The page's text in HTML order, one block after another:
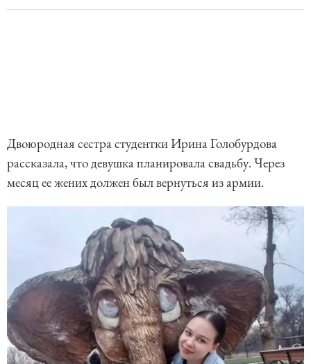
Двоюродная сестра студентки Ирина Голобурдова
рассказала, что девушка планировала свадьбу. Через
месяц ее жених должен был вернуться из армии.